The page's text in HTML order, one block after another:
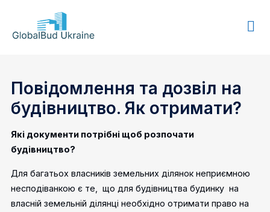
GLOBALBUD
Повідомлення та дозвіл на
будівництво. Як отримати?
Які документи потрібні щоб розпочати
будівництво?
Для багатьох власників земельних ділянок неприємною
несподіванкою є те, що для будівництва будинку на
власній земельній ділянці необхідно отримати право на